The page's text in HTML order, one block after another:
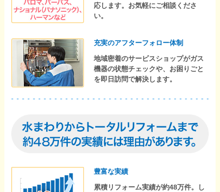
応します。お気軽にご相談くださ
い。
充実のアフターフォロー体制
地域密着のサービスショップがガス
機器の状態チェックや、お困りごと
を即日訪問で解決します。
豊富な実績
累積リフォーム実績が約48万件。し